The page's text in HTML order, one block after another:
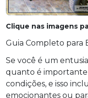
Clique nas imagens
Guia Completo para
Se você é um
quanto é
condições, e isso
emocionantes ou